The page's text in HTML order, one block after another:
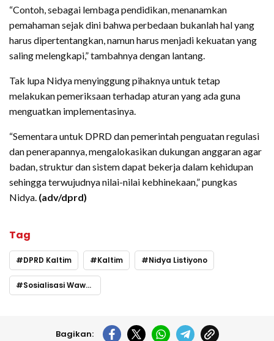
“Contoh, sebagai lembaga pendidikan, menanamkan
pemahaman sejak dini bahwa perbedaan bukanlah hal yang
harus dipertentangkan, namun harus menjadi kekuatan yang
saling melengkapi,” tambahnya dengan lantang.
Tak lupa Nidya menyinggung pihaknya untuk tetap
melakukan pemeriksaan terhadap aturan yang ada guna
menguatkan implementasinya.
“Sementara untuk DPRD dan pemerintah penguatan regulasi
dan penerapannya, mengalokasikan dukungan anggaran agar
badan, struktur dan sistem dapat bekerja dalam kehidupan
sehingga terwujudnya nilai-nilai kebhinekaan,” pungkas
Nidya. (adv/dprd)
Tag
DPRD Kaltim Kaltim Nidya Listiyono
Sosialisasi Wawasan Kebangsaan
Bagikan: